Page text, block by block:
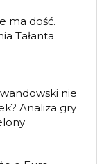
ma dość.
Tałanta
nie
Analiza gry